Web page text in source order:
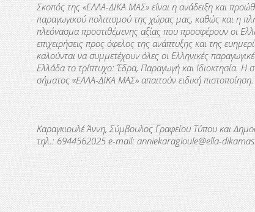
Σκοπός της «ΕΛΛΑ-ΔΙΚΑ ΜΑΣ» είναι η ανάδειξη και
παραγωγικού πολιτισμού της χώρας μας, καθώς και η
πλεόνασμα προστιθέμενης αξίας που προσφέρουν οι
επιχειρήσεις προς όφελος της ανάπτυξης και της
καλούνται να συμμετέχουν όλες οι Ελληνικές
Ελλάδα το τρίπτυχο: Έδρα, Παραγωγή και Ιδιοκτησία.
σήματος «ΕΛΛΑ-∆ΙΚΑ ΜΑΣ» απαιτούν ειδική πιστοποίηση.
Καραγκιουλέ Άννη, Σύμβουλος Γραφείου Τύπου και
τηλ.: 6944562025 e-mail: anniekaragioule@ella-